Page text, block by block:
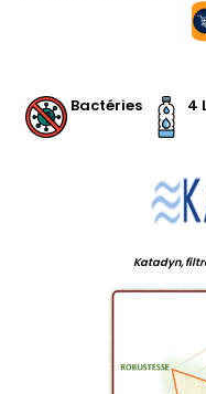
Bactéries
4
Katadyn,